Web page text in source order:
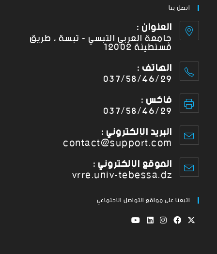
اتصل بنا
العنوان :
جامعة العربي التبسي - تبسة ، طريق
قسنطينة 12002
الهاتف :
037/58/46/29
فاكس :
037/58/46/29
البريد الإلكتروني :
contact@support.com
الموقع الإلكتروني :
vrre.univ-tebessa.dz
اتبعنا على مواقع التواصل الاجتماعي